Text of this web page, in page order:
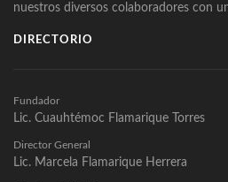
nuestros diversos colaboradores con
DIRECTORIO
Fundador
Lic. Cuauhtémoc Flamarique Torres
Director General
Lic. Marcela Flamarique Herrera